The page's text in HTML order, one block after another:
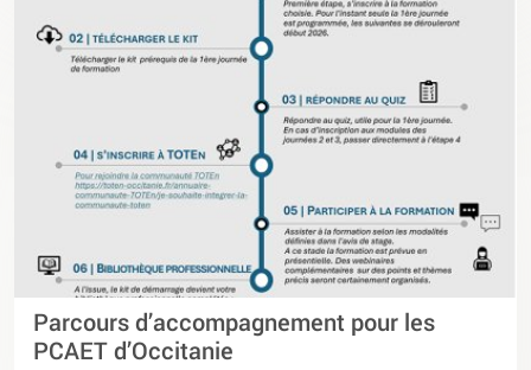
Parcours d’accompagnement pour les
PCAET d’Occitanie